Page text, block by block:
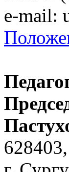
e-mail: